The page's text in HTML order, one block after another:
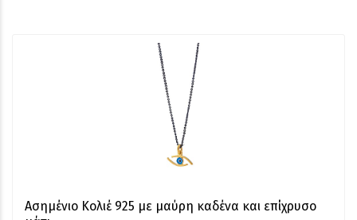
Ασημένιο Κολιέ 925 με μαύρη καδένα και επίχρυσο